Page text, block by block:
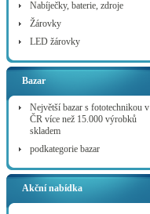
Nabíječky, baterie, zdroje
Žárovky
LED žárovky
Bazar
Největší bazar s fototechnikou v
ČR více než 15.000 výrobků
skladem
podkategorie bazar
Akční nabídka